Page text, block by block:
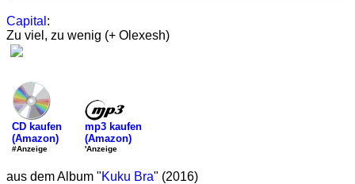
Capital :
Zu viel, zu wenig (+ Olexesh)
CD kaufen
(Amazon)
#Anzeige
mp3 kaufen
(Amazon)
'Anzeige
aus dem Album "Kuku Bra" (2016)